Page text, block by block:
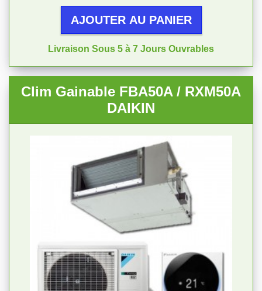
AJOUTER AU PANIER
Livraison Sous 5 à 7 Jours Ouvrables
Clim Gainable FBA50A / RXM50A
DAIKIN